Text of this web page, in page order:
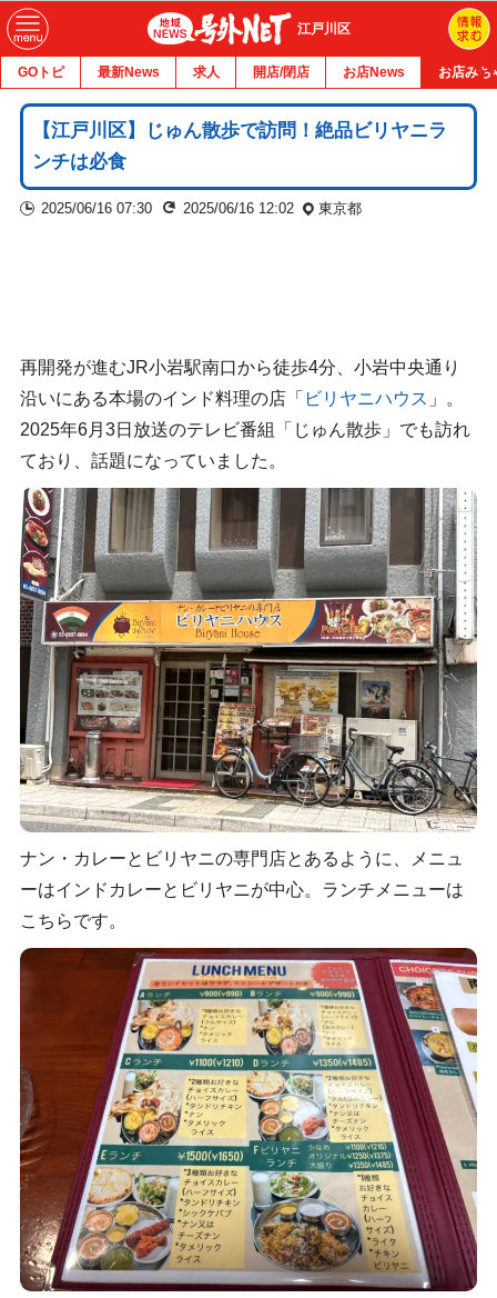
江戸川区
GOトピ 最新News 求人 開店/閉店 お店News お店みち
【江戸川区】じゅん散歩で訪問！絶品ビリヤニラ
ンチは必食
2025/06/16 07:30 2025/06/16 12:02 東京都
再開発が進むJR小岩駅南口から徒歩4分、小岩中央通り
沿いにある本場のインド料理の店「 ビリヤニハウス 」。
2025年6月3日放送のテレビ番組「じゅん散歩」でも訪れ
ており、話題になっていました。
ナン・カレーとビリヤニの専門店とあるように、メニュ
ーはインドカレーとビリヤニが中心。ランチメニューは
こちらです。